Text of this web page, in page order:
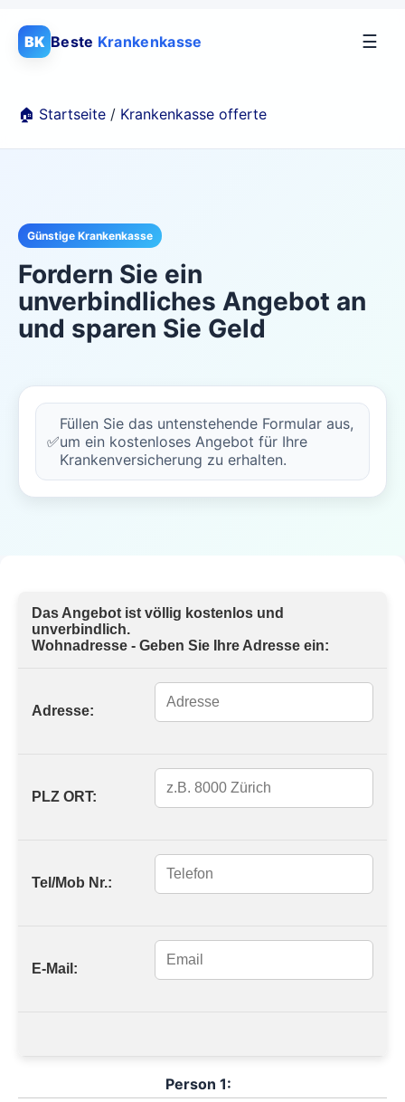
BK Beste Krankenkasse ☰
🏠 Startseite / Krankenkasse offerte
Günstige Krankenkasse
Fordern Sie ein
unverbindliches Angebot an
und sparen Sie Geld
✅
Füllen Sie das untenstehende Formular aus,
um ein kostenloses Angebot für Ihre
Krankenversicherung zu erhalten.
Das Angebot ist völlig kostenlos und
unverbindlich.
Wohnadresse - Geben Sie Ihre Adresse ein:
Adresse:
PLZ ORT:
Tel/Mob Nr.:
E-Mail:
Person 1: